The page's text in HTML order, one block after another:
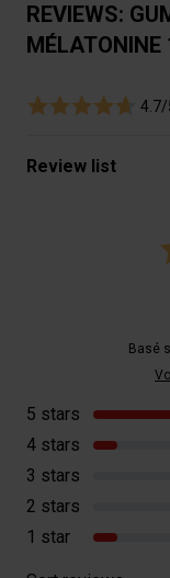
REVIEWS:
MÉLATONINE
4.7/
Review list
Basé
5 stars
4 stars
3 stars
2 stars
1 star